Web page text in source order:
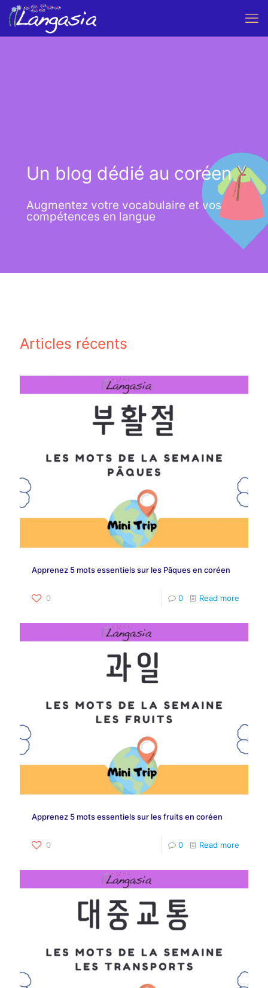
Un blog dédié au coréen
Augmentez votre vocabulaire et vos
compétences en langue
Articles récents
Apprenez 5 mots essentiels sur les Pâques en coréen
0 0 Read more
Apprenez 5 mots essentiels sur les fruits en coréen
0 0 Read more